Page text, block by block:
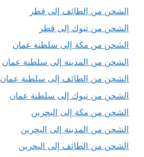
الشحن من الطائف إلى قطر
الشحن من تبوك إلى قطر
الشحن من مكة إلى سلطنة عمان
الشحن من المدينة إلى سلطنة عمان
الشحن من الطائف إلى سلطنة عمان
الشحن من تبوك إلى سلطنة عمان
الشحن من مكة إلى البحرين
الشحن من المدينة إلى البحرين
الشحن من الطائف إلى البحرين